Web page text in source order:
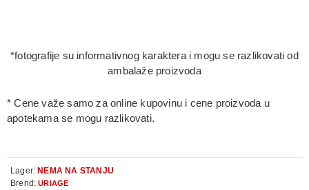
*fotografije su informativnog karaktera i mogu se razlikovati od
ambalaže proizvoda
* Cene važe samo za online kupovinu i cene proizvoda u
apotekama se mogu razlikovati.
Lager: NEMA NA STANJU
Brend: URIAGE